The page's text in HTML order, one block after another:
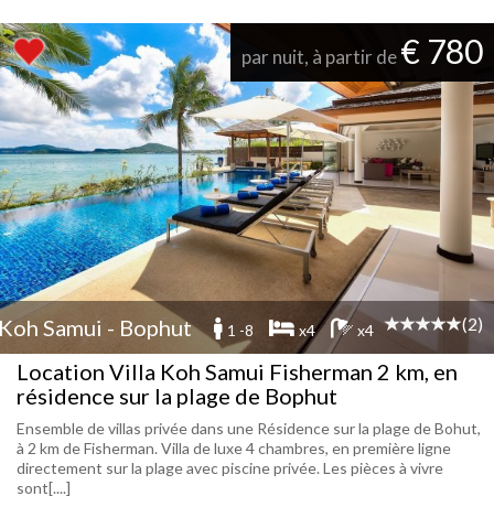
par nuit, à partir de€ 780
Samui - Bophut 1 -8 x4 x4 (2)
Location Villa Koh Samui Fisherman 2 km, en
résidence sur la plage de Bophut
Ensemble de villas privée dans une Résidence sur la plage de Bohut,
à 2 km de Fisherman. Villa de luxe 4 chambres, en première ligne
directement sur la plage avec piscine privée. Les pièces à vivre
sont[....]